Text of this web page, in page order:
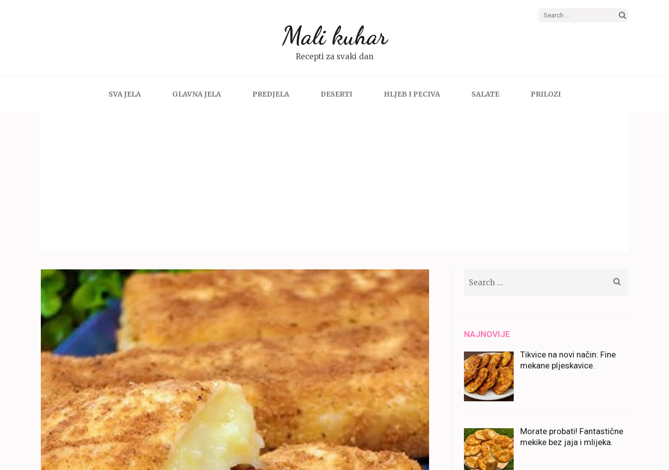
Search
Mali kuhar
Recepti za svaki dan
SVA JELA GLAVNA JELA PREDJELA DESERTI HLJEB I PECIVA SALATE PRILOZI
NAJNOVIJE
Tikvice na novi način: Fine
mekane pljeskavice.
Morate probati! Fantastične
mekike bez jaja i mlijeka.